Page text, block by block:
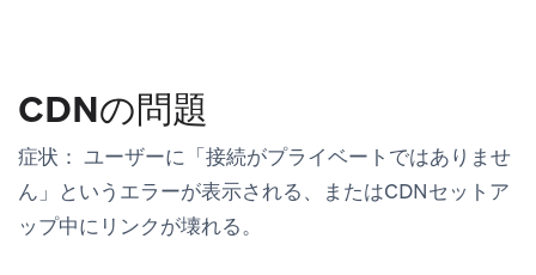
CDNの問題
症状： ユーザーに「接続がプライベートではありませ
ん」というエラーが表示される、またはCDNセットア
ップ中にリンクが壊れる。